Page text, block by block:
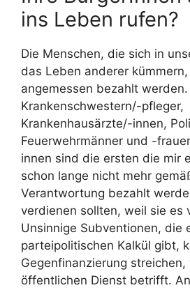
ins Leben rufen?
Die Menschen, die sich in
das Leben anderer
angemessen bezahlt werden.
Krankenschwestern/-pfleger,
Krankenhausärzte/-innen,
Feuerwehrmänner und -
innen sind die ersten die mir
schon lange nicht mehr
Verantwortung bezahlt
verdienen sollten, weil sie es
Unsinnige Subventionen, die
parteipolitischen Kalkül gibt,
Gegenfinanzierung
öffentlichen Dienst betrifft.